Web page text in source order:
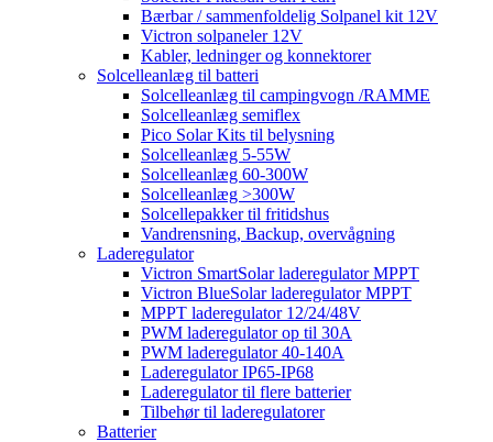
Bærbar / sammenfoldelig Solpanel kit 12V
Victron solpaneler 12V
Kabler, ledninger og konnektorer
Solcelleanlæg til batteri
Solcelleanlæg til campingvogn /RAMME
Solcelleanlæg semiflex
Pico Solar Kits til belysning
Solcelleanlæg 5-55W
Solcelleanlæg 60-300W
Solcelleanlæg >300W
Solcellepakker til fritidshus
Vandrensning, Backup, overvågning
Laderegulator
Victron SmartSolar laderegulator MPPT
Victron BlueSolar laderegulator MPPT
MPPT laderegulator 12/24/48V
PWM laderegulator op til 30A
PWM laderegulator 40-140A
Laderegulator IP65-IP68
Laderegulator til flere batterier
Tilbehør til laderegulatorer
Batterier